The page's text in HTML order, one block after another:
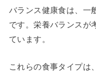
バランス健康食は、一
です。栄養バランスが
ています。
これらの食事タイプは